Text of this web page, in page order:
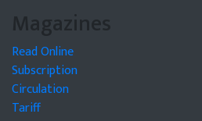
Magazines
Read Online
Subscription
Circulation
Tariff